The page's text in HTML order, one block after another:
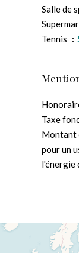
Salle de
Tennis
Taxe
Montant
pour un
l'énergie